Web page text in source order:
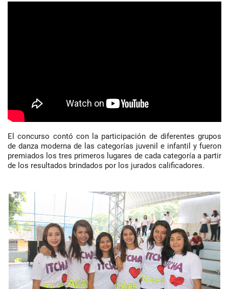
El concurso contó con la participación de diferentes grupos
de danza moderna de las categorías juvenil e infantil y fueron
premiados los tres primeros lugares de cada categoría a partir
de los resultados brindados por los jurados calificadores.